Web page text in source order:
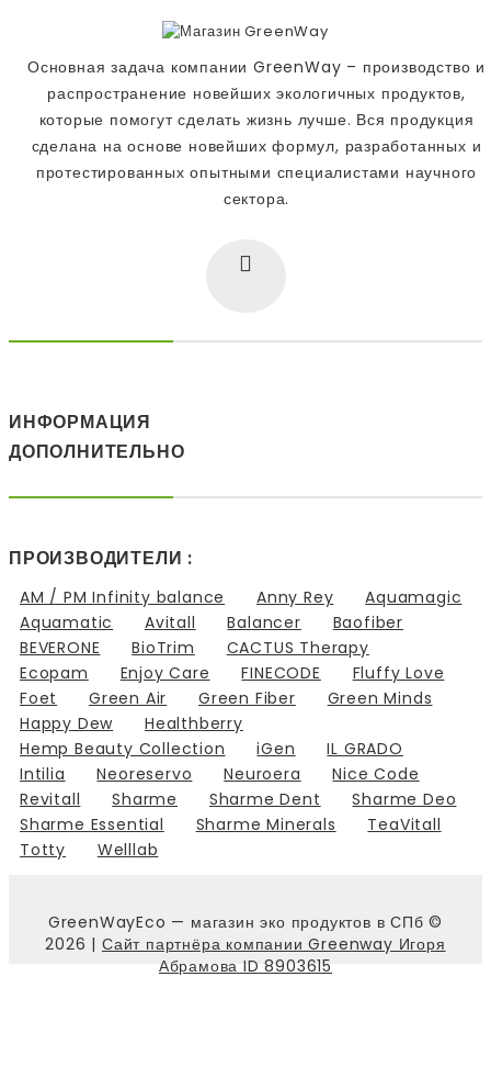
Основная задача компании GreenWay – производство и
распространение новейших экологичных продуктов,
которые помогут сделать жизнь лучше. Вся продукция
сделана на основе новейших формул, разработанных и
протестированных опытными специалистами научного
сектора.
ИНФОРМАЦИЯ
ДОПОЛНИТЕЛЬНО
ПРОИЗВОДИТЕЛИ :
AM / PM Infinity balance Anny Rey
Aquamagic
Aquamatic
Avitall Balancer
Baofiber
BEVERONE
BioTrim
CACTUS Therapy
Ecopam
Enjoy Care FINECODE
Fluffy Love
Foet
Green Air Green Fiber
Green Minds
Happy Dew
Healthberry
Hemp Beauty Collection
iGen
IL GRADO
Intilia
Neoreservo Neuroera
Nice Code
Revitall
Sharme Sharme Dent
Sharme Deo
Sharme Essential
Sharme Minerals
TeaVitall
Totty
Welllab
GreenWayEco — магазин эко продуктов в СПб ©
2026 | Сайт партнёра компании Greenway Игоря
Абрамова ID 8903615